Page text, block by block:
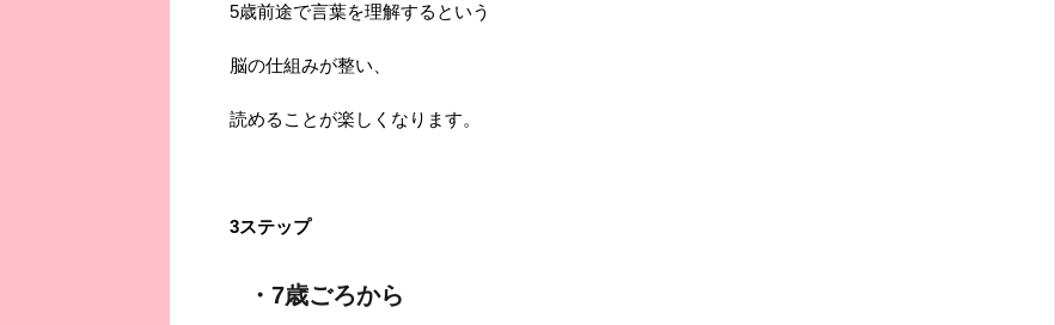
5歳前途で言葉を理解するという
脳の仕組みが整い、
読めることが楽しくなります。
3ステップ
・7歳ごろから